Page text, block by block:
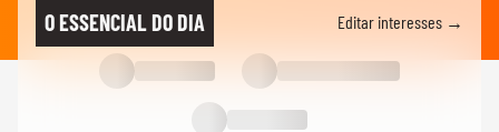
O ESSENCIAL DO DIA Editar interesses →